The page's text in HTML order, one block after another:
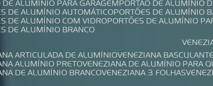
DE ALUMÍNIO PARA GARAGEM PORTÃO DE ALUMÍNIO
DE ALUMÍNIO AUTOMÁTICO PORTÕES DE ALUMÍNIO
DE ALUMÍNIO COM VIDRO PORTÕES DE ALUMÍNIO
DE ALUMÍNIO BRANCO
ARTICULADA DE ALUMÍNIO VENEZIANA
ALUMÍNIO PRETO VENEZIANA DE ALUMÍNIO PARA
DE ALUMÍNIO BRANCO VENEZIANA 3 FOLHAS